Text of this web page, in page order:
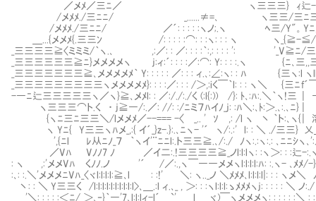
／メﾒ／三ﾆ／ ヽ三三三} ｨ辷-
/メﾒﾒ./三ﾆﾆ/ _......≠=､ ヽ三三/三ﾆ三
/メﾒﾒ./三ﾆﾆ/ ／´: : : : :ヽノ;.ヽ ﾍ三/Y"。Yﾆ／
＿...{メメﾒ{.三三ﾝ /: : : : :⌒: : :ヽ: : : ヽ ヽ_{≧-≦/三
_三三三三≧〈ミミミ/｀ヽ.､ ,:／: : ／: : : :｀:,: : : : ': '_V≧ﾆ/三
_三三三三三三≧ﾆ}メメメメヽ j:ィ:´: : : :／:⌒: Y: : : :.ヽ {ﾆ､三,,
_三三三三三三三≧､メメメメﾒ｀ Y: : : : : ／: : : ィ.､:∠:ヽ: : ﾊ {三ヽ:l
_三三三三三三三三三ヽメメメメﾒ}: : : :／: : : /＞,:iく￣｀l: : : ヽ＼ {三ﾆ
-―ﾆ辷三三三三三ヽ／ヽ}≧､メﾒl: : ／:/./:./く (:l{:)) /}: ﾄ､:ﾊ:.＼｀ヽ!三
ヽ三三三⌒ト.く ・ j≧―/:.／: //: :/ﾆミ７ﾊ
{ヽﾆ三ﾆ三三＼/lメメﾒ／--=== -〈 _.. ' ｿ ,: /l ヽ 丶 ｀
ヽ Yﾆ{ Y三三ヽﾊメ_,:{ イ´_}z-.}:.､ﾆヽ- '´ ヽ/:.:' l: : ＼ ./三三} 乂
',{ﾆl ﾚ从ﾆﾉ_７ ｀ヽイ'¨ﾆﾆl:.ト三三≧.､/:./ ﾉヽ:.:ヽ:.: ､ﾆﾆｼヽ､
／Vﾊ Vﾉﾉ7 ﾉ ／イ二:.!三三三三≧_ノl:l:lヽ: :ヽ＞: : :辷-:.
: ヽ ,:'メメVﾊ くﾉﾉ.ノ '´ /／:.,ヽ￣――メメヽl:l:l:l:ﾊ: :.ヽ- ､ﾒﾒ/-}:
:､: :.＼'メメメﾆVﾊ_〈ヾl:l:l:l:≧､l : :!' ＼: ヽ.._ノ ＼ﾒﾒﾒ､l:l:l:l|: : : ヽメ＼
丶: : ＼ Y三三く /l:l:l:l:l:l:l:l:l:l>､＿.:l ィ.､_ , ＞: : :ヽl:l:l:ゝﾒﾒﾒヽj: : : : : ＼ ノ
'＼: : : : :＜ﾆ/ ＞､‐}｀―'7､l:l:lィ-l´ `' l ヾ)￣ヽメメメヽ: : : : : :＼ : :